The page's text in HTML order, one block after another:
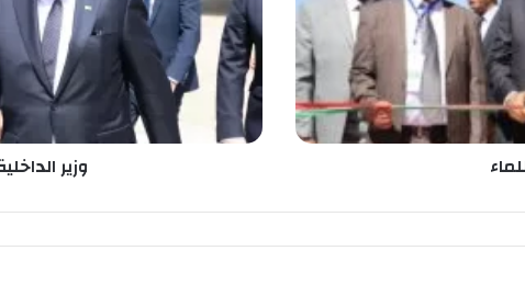
د
ا
خ
ل
ة
د
وزير